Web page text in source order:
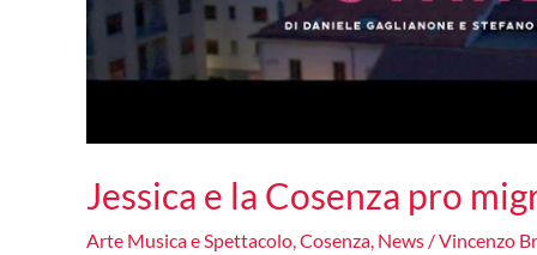
Jessica e la Cosenza pro
Arte Musica e Spettacolo,Cosenza, News /Vincenzo